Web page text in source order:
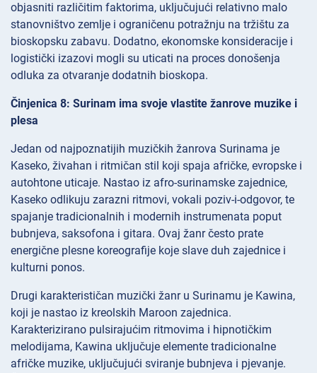
objasniti različitim faktorima, uključujući relativno malo
stanovništvo zemlje i ograničenu potražnju na tržištu za
bioskopsku zabavu. Dodatno, ekonomske konsideracije i
logistički izazovi mogli su uticati na proces donošenja
odluka za otvaranje dodatnih bioskopa.
Činjenica 8: Surinam ima svoje vlastite žanrove muzike i
plesa
Jedan od najpoznatijih muzičkih žanrova Surinama je
Kaseko, živahan i ritmičan stil koji spaja afričke, evropske i
autohtone uticaje. Nastao iz afro-surinamske zajednice,
Kaseko odlikuju zarazni ritmovi, vokali poziv-i-odgovor, te
spajanje tradicionalnih i modernih instrumenata poput
bubnjeva, saksofona i gitara. Ovaj žanr često prate
energične plesne koreografije koje slave duh zajednice i
kulturni ponos.
Drugi karakterističan muzički žanr u Surinamu je Kawina,
koji je nastao iz kreolskih Maroon zajednica.
Karakterizirano pulsirajućim ritmovima i hipnotičkim
melodijama, Kawina uključuje elemente tradicionalne
afričke muzike, uključujući sviranje bubnjeva i pjevanje.